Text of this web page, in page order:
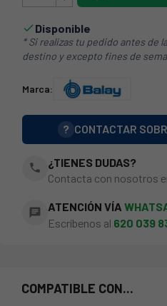
Disponible
* Si realizas tu pedido antes de
destino y excepto fines de
Marca:
? CONTACTAR
phone
¿TIENES DUDAS?
Contacta con nosotros
chat ATENCIÓN VÍA
Escríbenos al 620 039
COMPATIBLE CON...